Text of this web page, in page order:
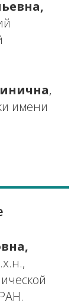
,
имени